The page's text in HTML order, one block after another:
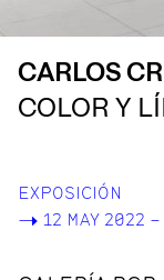
CARLOS
COLOR Y
EXPOSICIÓN
-> 12 MAY 2022